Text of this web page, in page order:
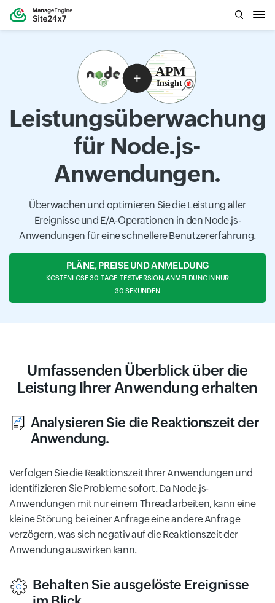
Leistungsüberwachung
für Node.js-
Anwendungen.
Überwachen und optimieren Sie die Leistung aller
Ereignisse und E/A-Operationen in den Node.js-
Anwendungen für eine schnellere Benutzererfahrung.
PLÄNE, PREISE UND ANMELDUNG
KOSTENLOSE 30-TAGE-TESTVERSION, ANMELDUNG IN NUR
30 SEKUNDEN
Umfassenden Überblick über die
Leistung Ihrer Anwendung erhalten
Analysieren Sie die Reaktionszeit der
Anwendung.
Verfolgen Sie die Reaktionszeit Ihrer Anwendungen und
identifizieren Sie Probleme sofort. Da Node.js-
Anwendungen mit nur einem Thread arbeiten, kann eine
kleine Störung bei einer Anfrage eine andere Anfrage
verzögern, was sich negativ auf die Reaktionszeit der
Anwendung auswirken kann.
Behalten Sie ausgelöste Ereignisse